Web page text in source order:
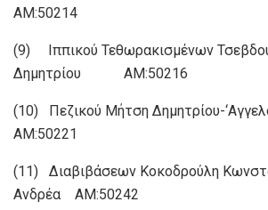
ΑΜ:50214
(9) Ιππικού Τεθωρακισμένων
Δημητρίου ΑΜ:50216
(10) Πεζικού Μήτση Δημητρίου-
ΑΜ:50221
(11) Διαβιβάσεων Κοκοδρούλη
Ανδρέα ΑΜ:50242